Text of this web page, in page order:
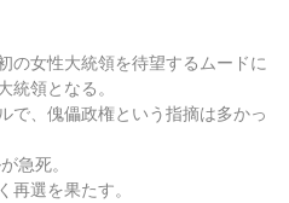
の女性大統領を待望するムードに
統領となる。
で、傀儡政権という指摘は多かっ
急死。
再選を果たす。